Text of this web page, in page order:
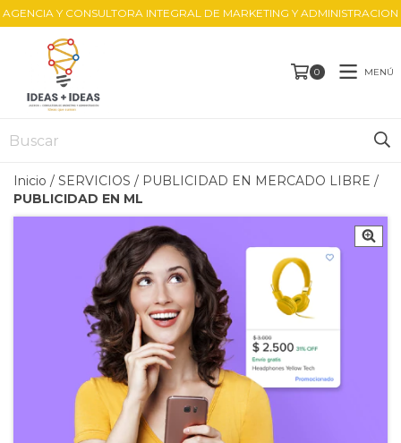
AGENCIA Y CONSULTORA INTEGRAL DE MARKETING Y ADMINISTRACION
0 MENÚ
Inicio / SERVICIOS / PUBLICIDAD EN MERCADO LIBRE /
PUBLICIDAD EN ML